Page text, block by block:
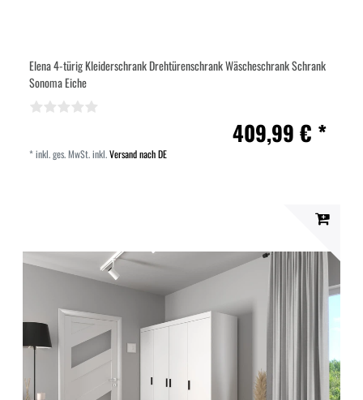
Elena 4-türig Kleiderschrank Drehtürenschrank Wäscheschrank Schrank
Sonoma Eiche
409,99 € *
*inkl. ges. MwSt.inkl.Versand nach DE